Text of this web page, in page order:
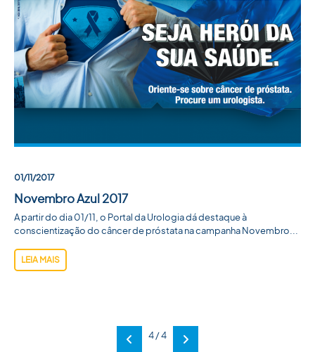
01/11/2017
Novembro Azul 2017
A partir do dia 01/11, o Portal da Urologia dá destaque à
conscientização do câncer de próstata na campanha Novembro...
LEIA MAIS
4 / 4